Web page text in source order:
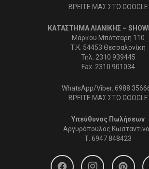
ΒΡΕΙΤΕ ΜΑΣ ΣΤΟ GOOGLE
ΚΑΤΑΣΤΗΜΑ ΛΙΑΝΙΚΗΣ –
Μάρκου Μπότσαρη 110
Τ.Κ. 54453 Θεσσαλονίκη
Τηλ. 2310 939445
Fax. 2310 901034
WhatsApp/Viber. 6988
ΒΡΕΙΤΕ ΜΑΣ ΣΤΟ GOOGLE
Υπεύθυνος Πωλήσεων
Αργυρόπουλος
Τ. 6947 848423